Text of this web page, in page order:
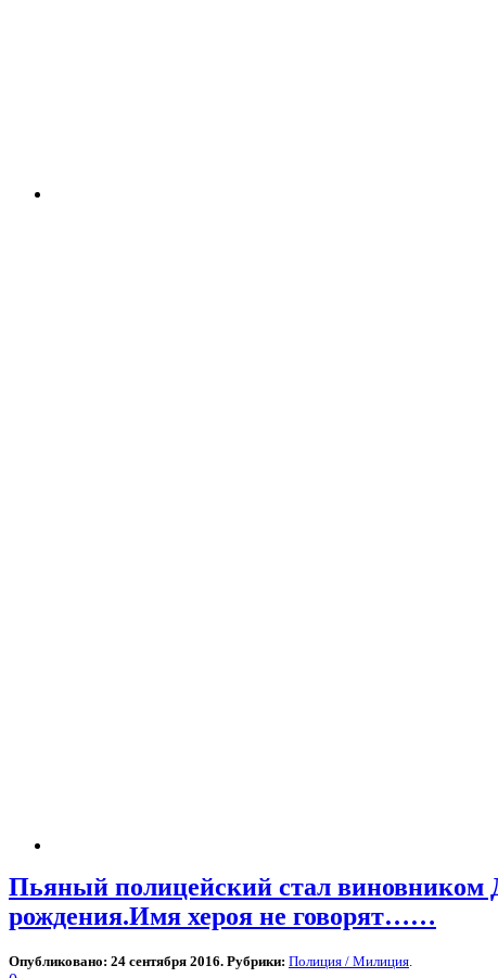
Пьяный полицейский стал виновником
рождения.Имя хероя не говорят……
Опубликовано: 24 сентября 2016. Рубрики: Полиция / Милиция